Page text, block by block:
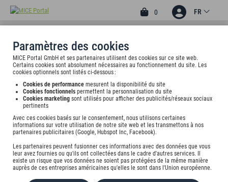
Paramètres des cookies
MICE Portal GmbH et ses partenaires utilisent des cookies sur ce site web.
Certains cookies sont absolument nécessaires au fonctionnement du site. Les
cookies optionnels sont listés ci-dessous :
Cookies de performance mesurent la disponibilité du site
Cookies fonctionnels permettent la personnalisation du site
Cookies marketing sont utilisés pour afficher des publicités/réseaux sociaux
pertinents
Avec ces cookies basés sur le consentement, nous utilisons certaines
informations sur votre utilisation de notre site web et les transmettons à nos
partenaires publicitaires (Google, Hubspot Inc, Facebook).
Les partenaires peuvent fusionner ces informations avec des données que vous
leur avez fournies ou qu'ils ont collectées dans le cadre d'autres services. Il
existe un risque que vos données ne soient pas protégées de la même manière
auprès de ces entreprises américaines qu'elles le sont dans l'Union européenne.
0 FR
2
HOTEL & RESTAURANT ALT
EMDER BÜRGERHAUS
Friedrich-Ebert-Str. 33, 26725 Emden, undefined
Tarif sur demande
AJOUTER AU PORTEFEUILLE